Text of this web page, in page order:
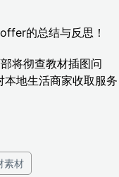
的总结与反思！
将彻查教材插图问
地生活商家收取服务
素材